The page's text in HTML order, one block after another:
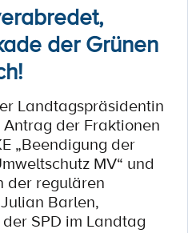
der Grünen
Landtagspräsidentin
der Fraktionen
„Beendigung der
MV“ und
der regulären
Barlen,
SPD im Landtag